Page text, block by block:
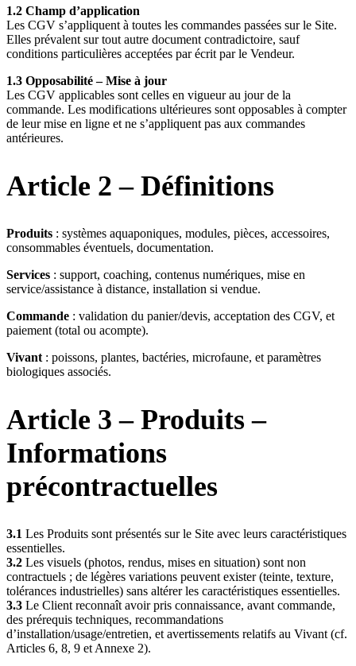
1.2 Champ d’application
Les CGV s’appliquent à toutes les commandes passées sur le Site.
Elles prévalent sur tout autre document contradictoire, sauf
conditions particulières acceptées par écrit par le Vendeur.
1.3 Opposabilité – Mise à jour
Les CGV applicables sont celles en vigueur au jour de la
commande. Les modifications ultérieures sont opposables à compter
de leur mise en ligne et ne s’appliquent pas aux commandes
antérieures.
Article 2 – Définitions
Produits : systèmes aquaponiques, modules, pièces, accessoires,
consommables éventuels, documentation.
Services : support, coaching, contenus numériques, mise en
service/assistance à distance, installation si vendue.
Commande : validation du panier/devis, acceptation des CGV, et
paiement (total ou acompte).
Vivant : poissons, plantes, bactéries, microfaune, et paramètres
biologiques associés.
Article 3 – Produits –
Informations
précontractuelles
3.1 Les Produits sont présentés sur le Site avec leurs caractéristiques
essentielles.
3.2 Les visuels (photos, rendus, mises en situation) sont non
contractuels ; de légères variations peuvent exister (teinte, texture,
tolérances industrielles) sans altérer les caractéristiques essentielles.
3.3 Le Client reconnaît avoir pris connaissance, avant commande,
des prérequis techniques, recommandations
d’installation/usage/entretien, et avertissements relatifs au Vivant (cf.
Articles 6, 8, 9 et Annexe 2).